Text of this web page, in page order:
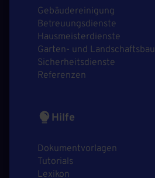
Gebäudereinigung
Betreuungsdienste
Hausmeisterdienste
Garten- und Landschaftsbau
Sicherheitsdienste
Referenzen
Hilfe
Dokumentvorlagen
Tutorials
Lexikon